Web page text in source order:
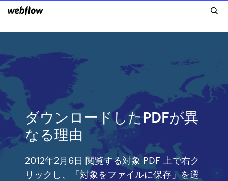
ダウンロードしたPDFが異
なる理由
2012年2月6日 閲覧する対象 PDF 上で右ク
リックし、「対象をファイルに保存」を選